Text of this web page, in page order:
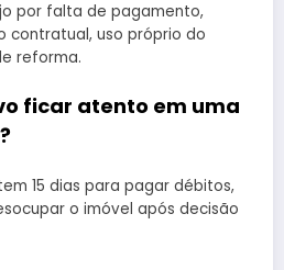
por falta de pagamento,
contratual, uso próprio do
reforma.
ficar atento em uma
15 dias para pagar débitos,
o imóvel após decisão